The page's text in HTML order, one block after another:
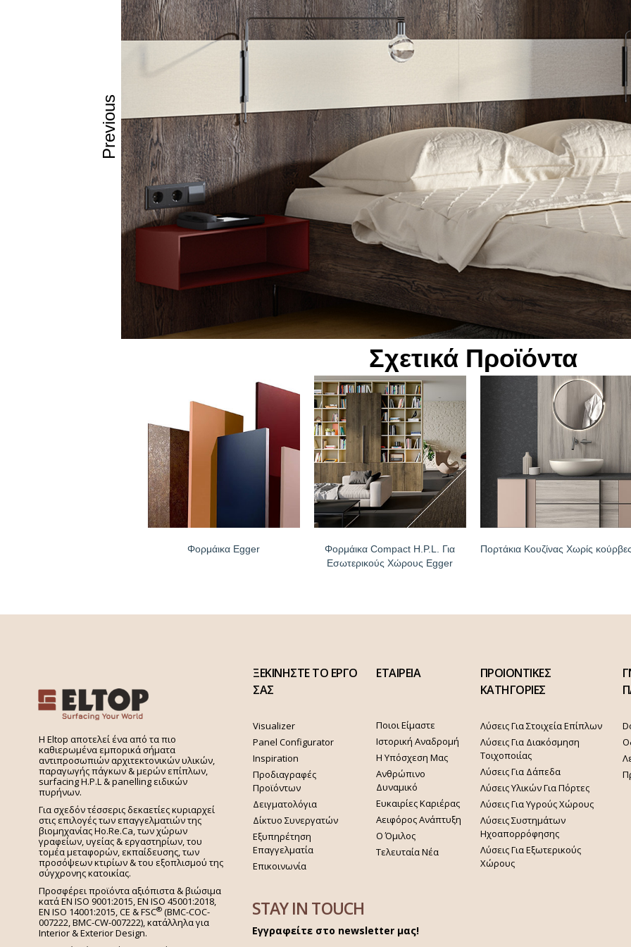
Previous
Σχετικά Προϊόντα
Φορμάικα Egger
Φορμάικα Compact H.P.L. Για
Εσωτερικούς Χώρους Egger
Πορτάκια Κουζίνας Χωρίς
H Eltop αποτελεί ένα από τα πιο
καθιερωμένα εμπορικά σήματα
αντιπροσωπιών αρχιτεκτονικών υλικών,
παραγωγής πάγκων & μερών επίπλων,
surfacing H.P.L & panelling ειδικών
πυρήνων.
Για σχεδόν τέσσερις δεκαετίες κυριαρχεί
στις επιλογές των επαγγελματιών της
βιομηχανίας Ho.Re.Ca, των χώρων
γραφείων, υγείας & εργαστηρίων, του
τομέα μεταφορών, εκπαίδευσης, των
προσόψεων κτιρίων & του εξοπλισμού της
σύγχρονης κατοικίας.
Προσφέρει προϊόντα αξιόπιστα & βιώσιμα
κατά EN ISO 9001:2015, EN ISO 45001:2018,
EN ISO 14001:2015,CE & FSC® (BMC-COC-
007222, BMC-CW-007222), κατάλληλα για
Interior & Exterior Design.
ΞΕΚΙΝΗΣΤΕ ΤΟ ΕΡΓΟ
ΣΑΣ
Visualizer
Panel Configurator
Inspiration
Προδιαγραφές
Προϊόντων
Δειγματολόγια
Δίκτυο Συνεργατών
Εξυπηρέτηση
Επαγγελματία
Επικοινωνία
ΕΤΑΙΡΕΙΑ
Ποιοι Είμαστε
Ιστορική Αναδρομή
Η Υπόσχεση Μας
Ανθρώπινο
Δυναμικό
Ευκαιρίες Καριέρας
Αειφόρος Ανάπτυξη
Ο Όμιλος
Τελευταία Νέα
ΠΡΟΙΟΝΤΙΚΕΣ
ΚΑΤΗΓΟΡΙΕΣ
Λύσεις Για Στοιχεία Επίπλων
Λύσεις Για Διακόσμηση
Τοιχοποιίας
Λύσεις Για Δάπεδα
Λύσεις Υλικών Για Πόρτες
Λύσεις Για Υγρούς Χώρους
Λύσεις Συστημάτων
Ηχοαπορρόφησης
Λύσεις Για Εξωτερικούς
Χώρους
STAY IN TOUCH
Εγγραφείτε στο newsletter μας!